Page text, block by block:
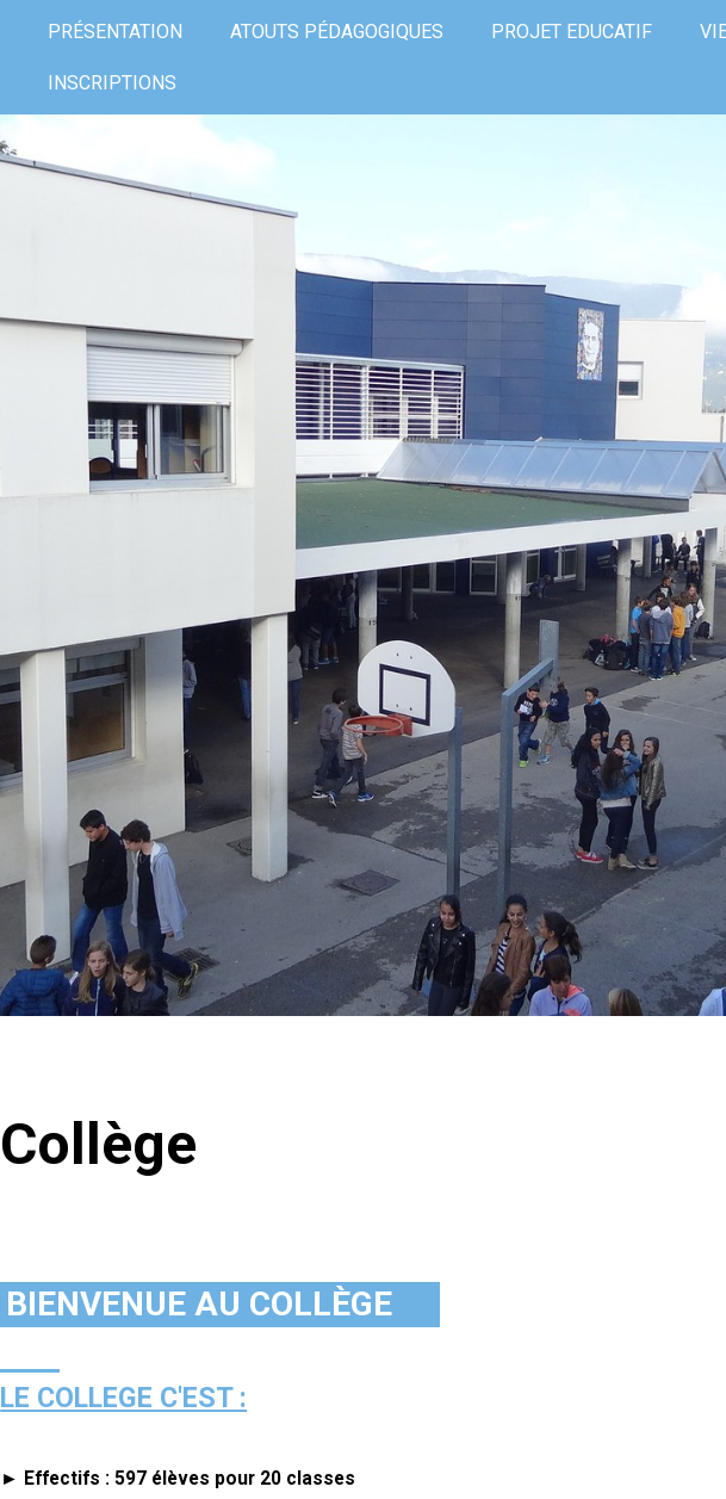
PRÉSENTATION ATOUTS PÉDAGOGIQUES PROJET EDUCATIF
INSCRIPTIONS
Collège
BIENVENUE AU COLLÈGE
LE COLLEGE C'EST :
► Effectifs : 597 élèves pour 20 classes